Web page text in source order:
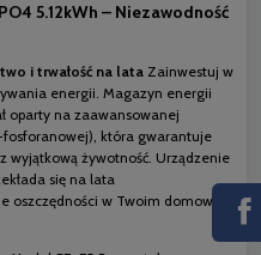
5.12kWh – Niezawodność
i trwałość na lata Zainwestuj w
energii. Magazyn energii
oparty na zaawansowanej
która gwarantuje
wyjątkową żywotność. Urządzenie
się na lata
oszczędności w Twoim domowym